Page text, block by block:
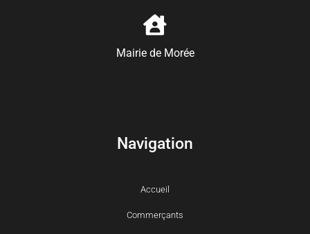
Mairie de Morée
Navigation
Accueil
Commerçants